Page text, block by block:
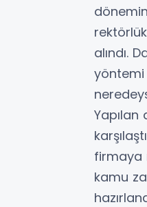
alındı.
yöntemi
firmaya
kamu